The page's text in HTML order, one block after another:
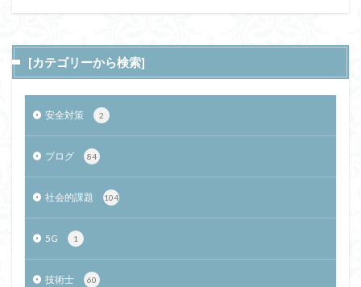
[カテゴリーから検索]
安全対策 2
ブログ 84
社会的課題 104
5G 1
技術士 60